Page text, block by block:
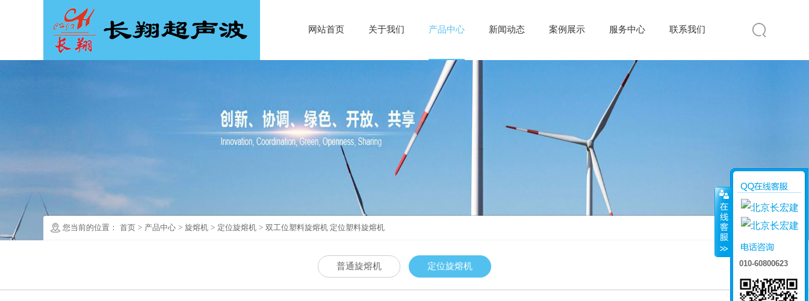
网站首页 关于我们 产品中心 新闻动态 案例展示 服务中心 联系我们
您当前的位置： 首页 > 产品中心 > 旋熔机 > 定位旋熔机 > 双工位塑料旋熔机 定位塑料旋熔机
普通旋熔机 定位旋熔机 010-60800623